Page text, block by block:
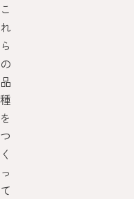
こ
れ
ら
の
品
種
を
つ
く
っ
て